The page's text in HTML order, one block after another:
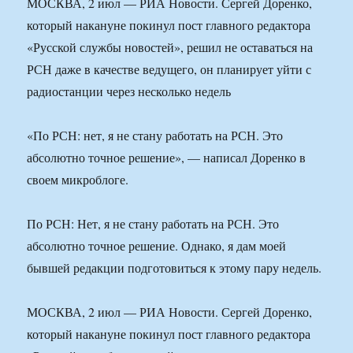
который накануне покинул пост главного редактора
«Русской службы новостей», решил не оставаться на
РСН даже в качестве ведущего, он планирует уйти с
радиостанции через несколько недель
«По РСН: нет, я не стану работать на РСН. Это
абсолютно точное решение», — написал Доренко в
своем микроблоге.
По РСН: Нет, я не стану работать на РСН. Это
абсолютно точное решение. Однако, я дам моей
бывшей редакции подготовиться к этому пару недель.
МОСКВА, 2 июл — РИА Новости. Сергей Доренко,
который накануне покинул пост главного редактора